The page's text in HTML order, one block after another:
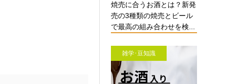
焼売に合うお酒とは？新発
売の3種類の焼売とビール
で最高の組み合わせを検...
雑学･豆知識